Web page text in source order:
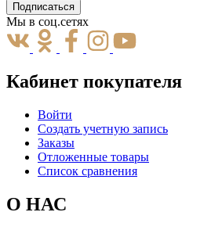
Подписаться
Мы в соц.сетях
Кабинет покупателя
Войти
Создать учетную запись
Заказы
Отложенные товары
Список сравнения
О НАС